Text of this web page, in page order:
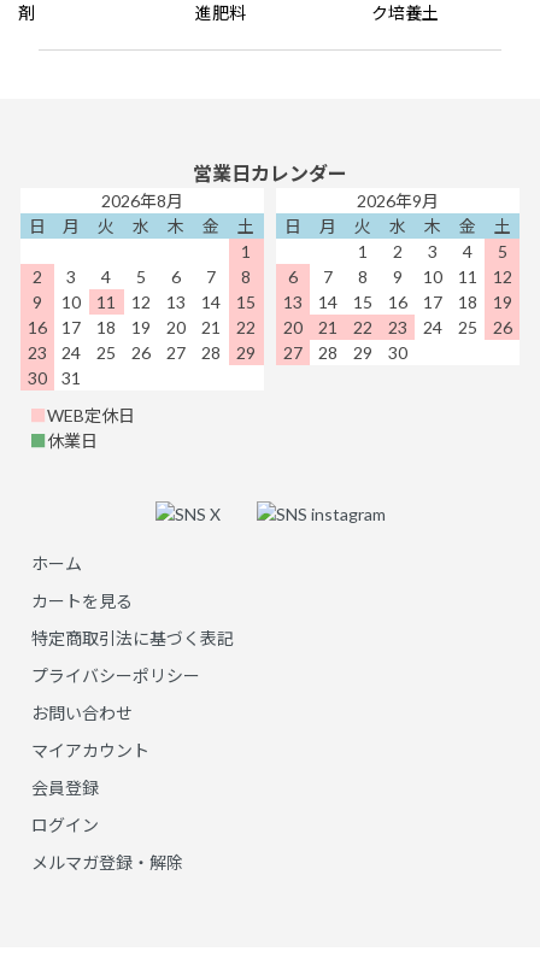
剤
進肥料
ク培養土
営業日カレンダー
2026年8月
日
月 火 水 木 金
土
1
2
3 4 5 6 7
8
9
10 11 12 13 14
15
16
17 18 19 20 21
22
23
24 25 26 27 28
29
30
31
2026年9月
日
月 火 水 木 金
土
1
2 3 4
5
6
7 8 9 10 11
12
13
14 15 16 17 18
19
20
21 22 23 24 25
26
27
28 29 30
■WEB定休日
■休業日
ホーム
カートを見る
特定商取引法に基づく表記
プライバシーポリシー
お問い合わせ
マイアカウント
会員登録
ログイン
メルマガ登録・解除